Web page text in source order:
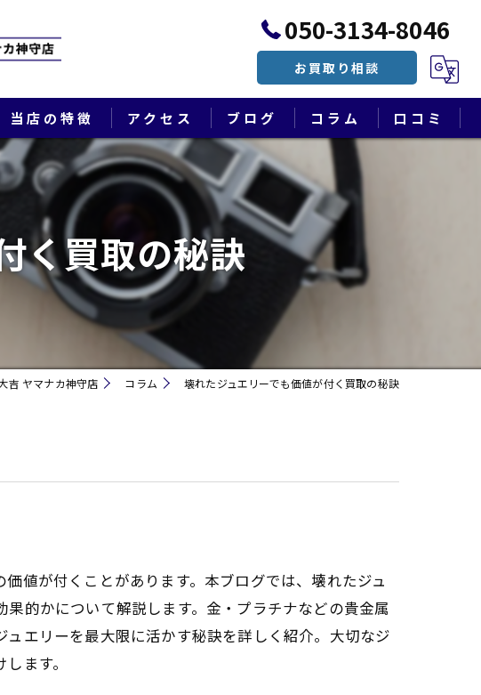
050-3134-8046
お買取り相談
当店の特徴
ブランド
貴金属
切手
生前整理・遺品整理・終活
アクセス
漫画特集
ブログ コラム 口コミ
く買取の秘訣
吉 ヤマナカ神守店 コラム 壊れたジュエリーでも価値が付く買取の秘訣
値が付くことがあります。本ブログでは、壊れたジュ
的かについて解説します。金・プラチナなどの貴金属
エリーを最大限に活かす秘訣を詳しく紹介。大切なジ
ます。